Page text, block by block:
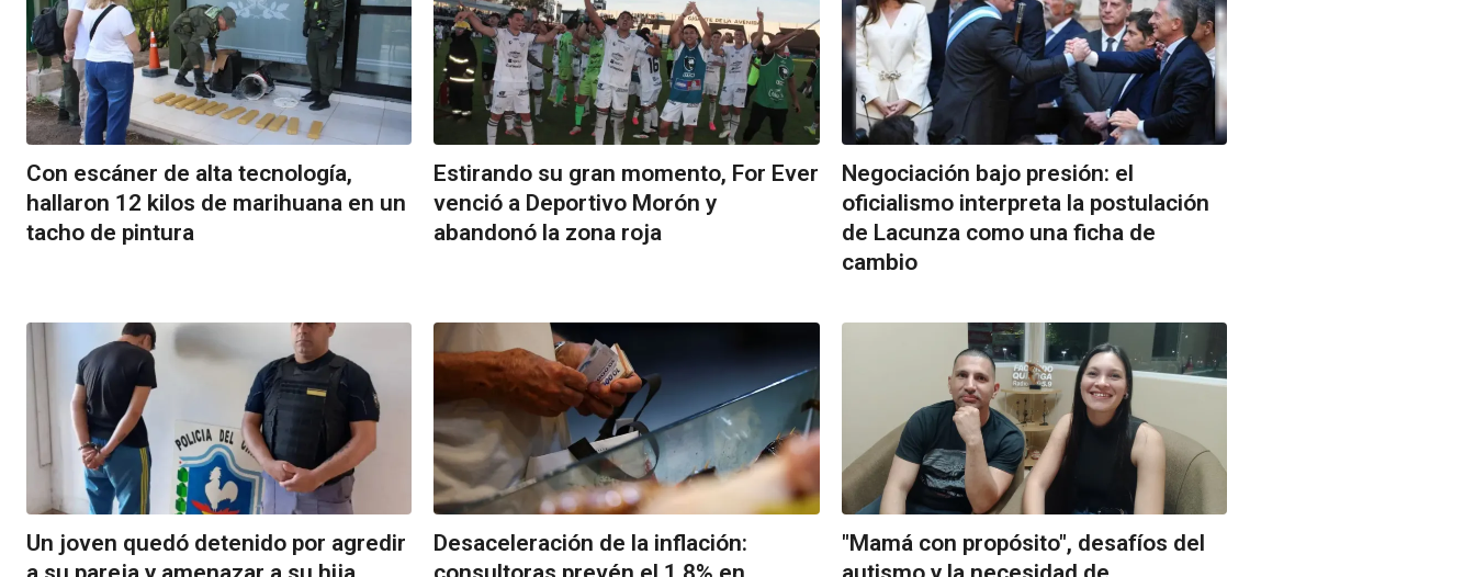
Con escáner de alta tecnología,
hallaron 12 kilos de marihuana en un
tacho de pintura
Estirando su gran momento, For Ever
venció a Deportivo Morón y
abandonó la zona roja
Negociación bajo presión: el
oficialismo interpreta la postulación
de Lacunza como una ficha de
cambio
Un joven quedó detenido por agredir
Desaceleración de la inflación:
"Mamá con propósito", desafíos del